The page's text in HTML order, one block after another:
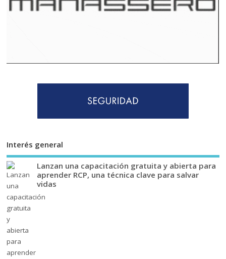
Interés general
Lanzan una capacitación gratuita y abierta para
aprender RCP, una técnica clave para salvar
vidas